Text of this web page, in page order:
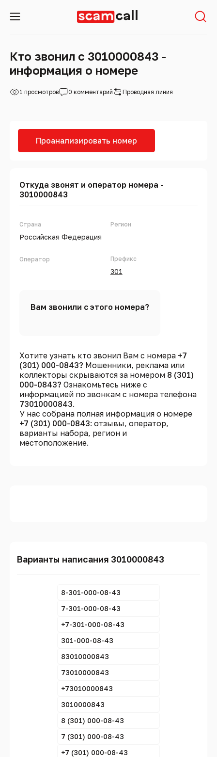
Кто звонил с 3010000843 -
информация о номере
1 просмотров 0 комментарий Проводная линия
Проанализировать номер
Откуда звонят и оператор номера -
3010000843
Страна
Российская Федерация
Оператор
Регион
Префикс
301
Вам звонили с этого номера?
Хотите узнать кто звонил Вам с номера +7
(301) 000-0843? Мошенники, реклама или
коллекторы скрываются за номером 8 (301)
000-0843? Ознакомьтесь ниже с
информацией по звонкам с номера телефона
73010000843.
У нас собрана полная информация о номере
+7 (301) 000-0843: отзывы, оператор,
варианты набора, регион и
местоположение.
Варианты написания 3010000843
8-301-000-08-43
7-301-000-08-43
+7-301-000-08-43
301-000-08-43
83010000843
73010000843
+73010000843
3010000843
8 (301) 000-08-43
7 (301) 000-08-43
+7 (301) 000-08-43